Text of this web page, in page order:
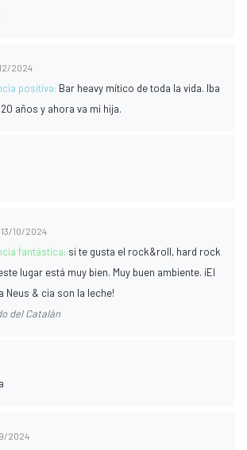
2024
positiva: Bar heavy mítico de toda la vida. Iba
años y ahora va mi hija.
13/10/2024
fantástica: si te gusta el rock&roll, hard rock
lugar está muy bien. Muy buen ambiente. ¡El
Neus & cia son la leche!
del Catalán
2024